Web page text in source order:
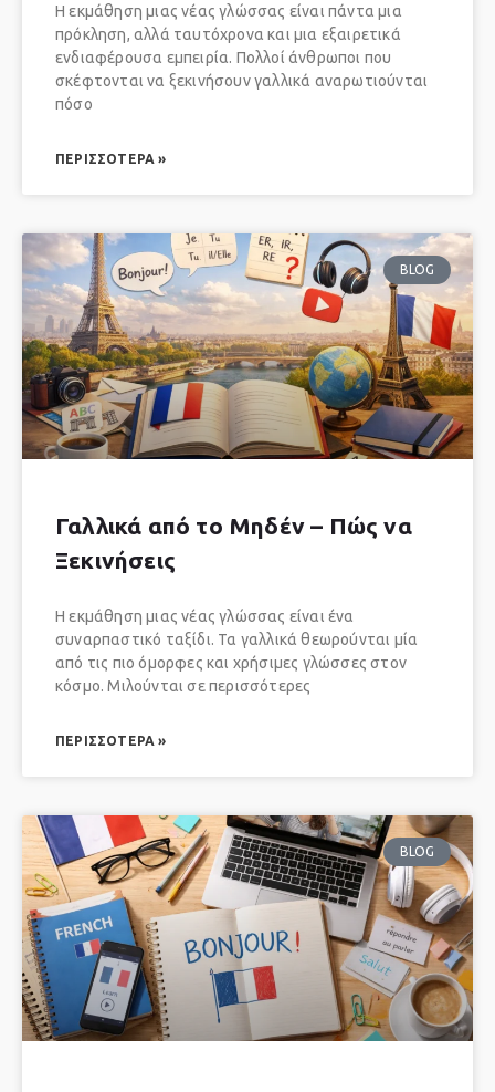
Η εκμάθηση μιας νέας γλώσσας είναι πάντα μια
πρόκληση, αλλά ταυτόχρονα και μια εξαιρετικά
ενδιαφέρουσα εμπειρία. Πολλοί άνθρωποι που
σκέφτονται να ξεκινήσουν γαλλικά αναρωτιούνται
πόσο
ΠΕΡΙΣΣΌΤΕΡΑ »
BLOG
Γαλλικά από το Μηδέν – Πώς να
Ξεκινήσεις
Η εκμάθηση μιας νέας γλώσσας είναι ένα
συναρπαστικό ταξίδι. Τα γαλλικά θεωρούνται μία
από τις πιο όμορφες και χρήσιμες γλώσσες στον
κόσμο. Μιλούνται σε περισσότερες
ΠΕΡΙΣΣΌΤΕΡΑ »
BLOG